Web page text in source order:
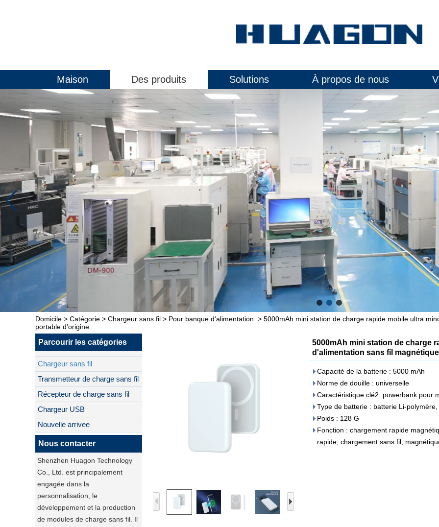
Maison Des produits Solutions À propos de nous
Domicile > Catégorie > Chargeur sans fil > Pour banque d'alimentation > 5000mAh mini station de charge rapide mobile ultra
portable d'origine
Parcourir les catégories
Chargeur sans fil
Transmetteur de charge sans fil
Récepteur de charge sans fil
Chargeur USB
Nouvelle arrivee
Nous contacter
Shenzhen Huagon Technology
Co., Ltd. est principalement
engagée dans la
personnalisation, le
développement et la production
de modules de charge sans fil. Il
5000mAh mini station de charge
d'alimentation sans fil
Capacité de la batterie : 5000 mAh
Norme de douille : universelle
Caractéristique clé2: powerbank pour
Type de batterie : batterie Li-
Poids : 128 G
Fonction : chargement rapide
rapide, chargement sans fil,